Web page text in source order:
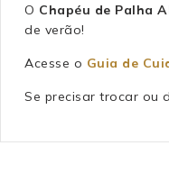
O Chapéu de Palha
de verão!
Acesse o Guia de
Se precisar trocar ou